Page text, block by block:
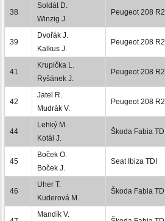
38
Soldát D.
Winzig J.
Peugeot 208 R2
39
Dvořák J.
Kalkus J.
Peugeot 208 R2
41
Krupička L.
Ryšánek J.
Peugeot 208 R2
42
Jatel R.
Mudrák V.
Peugeot 208 R2
44
Lehký M.
Kotál J.
Škoda Fabia TDI
45
Boček O.
Boček J.
Seat Ibiza TDI
46
Uher T.
Kuderová M.
Škoda Fabia TDI
Mandík V.